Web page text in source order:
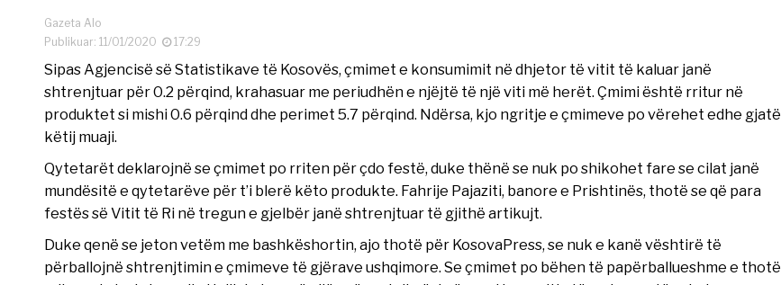
Gazeta Alo
Publikuar: 11/01/2020
17:29
Sipas Agjencisë së Statistikave të Kosovës, çmimet e konsumimit në dhjetor të vitit të kaluar janë
shtrenjtuar për 0.2 përqind, krahasuar me periudhën e njëjtë të një viti më herët. Çmimi është rritur në
produktet si mishi 0.6 përqind dhe perimet 5.7 përqind. Ndërsa, kjo ngritje e çmimeve po vërehet edhe gjatë
këtij muaji.
Qytetarët deklarojnë se çmimet po rriten për çdo festë, duke thënë se nuk po shikohet fare se cilat janë
mundësitë e qytetarëve për t’i blerë këto produkte. Fahrije Pajaziti, banore e Prishtinës, thotë se që para
festës së Vitit të Ri në tregun e gjelbër janë shtrenjtuar të gjithë artikujt.
Duke qenë se jeton vetëm me bashkëshortin, ajo thotë për KosovaPress, se nuk e kanë vështirë të
përballojnë shtrenjtimin e çmimeve të gjërave ushqimore. Se çmimet po bëhen të papërballueshme e thotë